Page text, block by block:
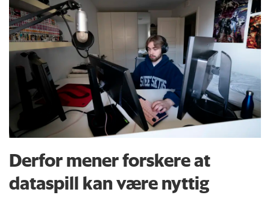
Derfor mener forskere at
dataspill kan være nyttig